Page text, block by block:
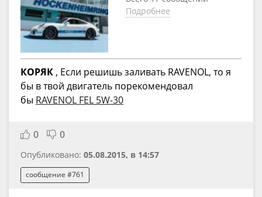
Подробнее
КОРЯК, Если решишь заливать RAVENOL, то я
бы в твой двигатель порекомендовал
бы RAVENOL FEL 5W-30
0 0
Опубликовано: 05.08.2015, в 14:57
сообщение #761